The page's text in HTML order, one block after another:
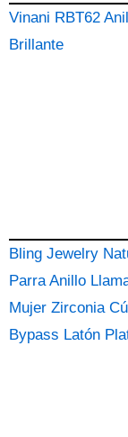
Vinani RBT62
Brillante
Bling Jewelry
Parra Anillo
Mujer Zirconia
Bypass Latón